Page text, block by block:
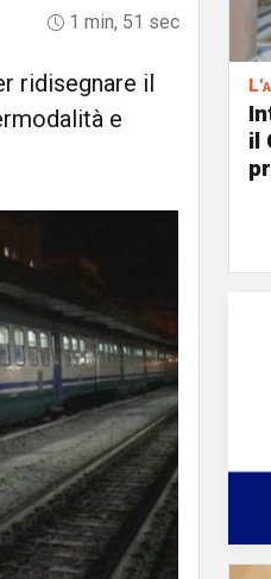
1 min, 51 sec
ridisegnare il
e
il